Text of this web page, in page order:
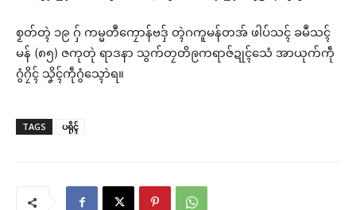
စၟတ်တ္ၚဲ ၁၉ ဂှ် ကမ္မတဳကၠောန်ဗဒှ် တ္ၚဲဂကူမန်တအ် ဖါပ်သၚ် ခမဳသၚ်
မန် (၈၅) ဇကုတုဲ ရာဒနာ သွက်တၠတိဨကရာဇ်ဍုၚ်သေံ အာယုက်ကဵု
ဂွံဂၠိၚ် သၞိၚ်ကဵုဂွံသ္ၚောဲရ။
TAGS ပရိုၚ်